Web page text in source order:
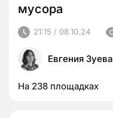
мусора
21:15 / 08.10.24
Евгения Зуева
На 238 площадках